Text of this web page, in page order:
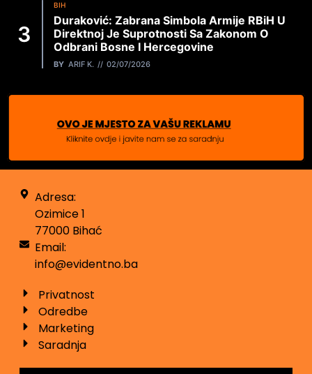
BIH
Duraković: Zabrana Simbola Armije RBiH U
Direktnoj Je Suprotnosti Sa Zakonom O
Odbrani Bosne I Hercegovine
BY ARIF K. 02/07/2026
Adresa:
Ozimice 1
77000 Bihać
Email:
info@evidentno.ba
Privatnost
Odredbe
Marketing
Saradnja